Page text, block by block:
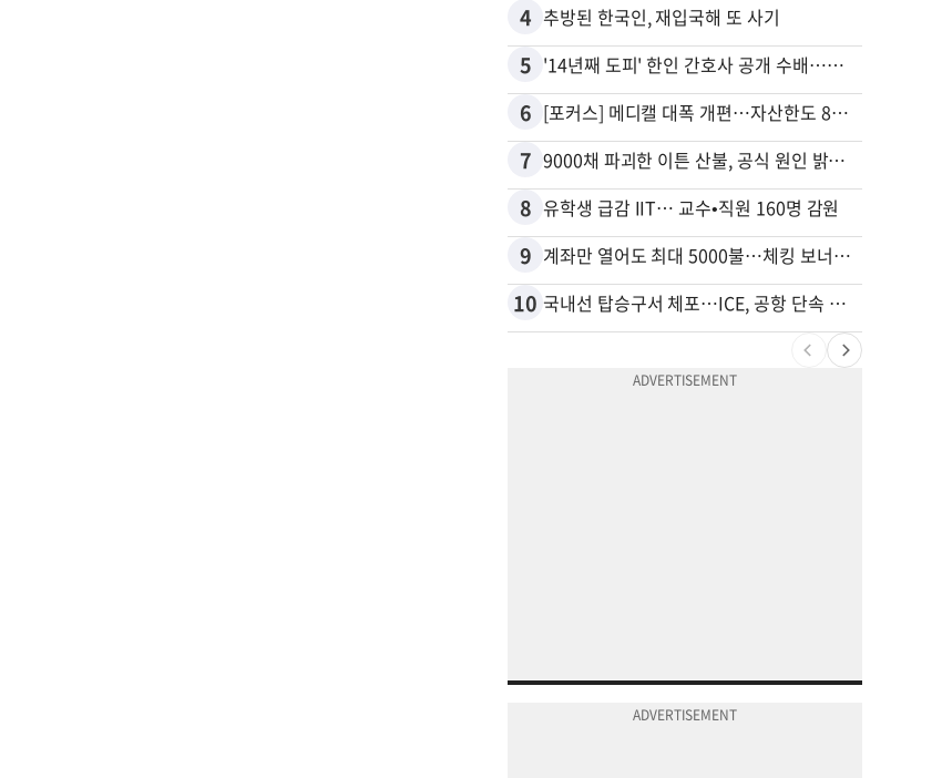
4 추방된 한국인, 재입국해 또 사기
5 '14년째 도피' 한인 간호사 공개 수배…메디케어 사기 유죄
6 [포커스] 메디캘 대폭 개편…자산한도 84% 축소
7 9000채 파괴한 이튼 산불, 공식 원인 밝혀졌다
8 유학생 급감 IIT… 교수•직원 160명 감원
9 계좌만 열어도 최대 5000불…체킹 보너스 무한 경쟁
10 국내선 탑승구서 체포…ICE, 공항 단속 확대